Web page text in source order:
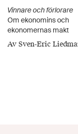
Vinnare och förlorare
Om ekonomins och
ekonomernas makt
Av Sven-Eric